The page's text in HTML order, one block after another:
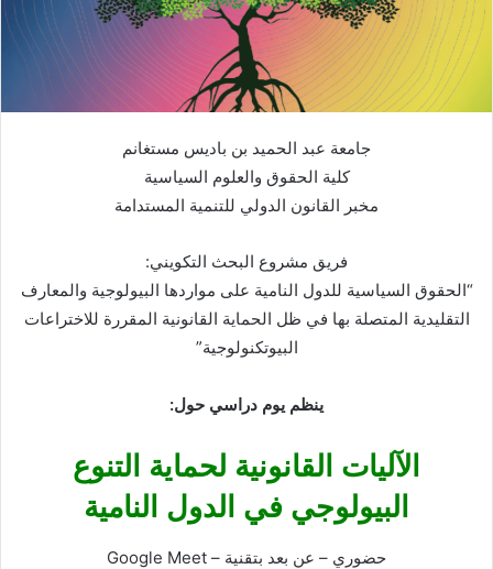
جامعة عبد الحميد بن باديس مستغانم
كلية الحقوق والعلوم السياسية
مخبر القانون الدولي للتنمية المستدامة
فريق مشروع البحث التكويني:
“الحقوق السياسية للدول النامية على مواردها البيولوجية والمعارف
التقليدية المتصلة بها في ظل الحماية القانونية المقررة للاختراعات
البيوتكنولوجية”
ينظم يوم دراسي حول:
الآليات القانونية لحماية التنوع
البيولوجي في الدول النامية
حضوري – عن بعد بتقنية – Google Meet